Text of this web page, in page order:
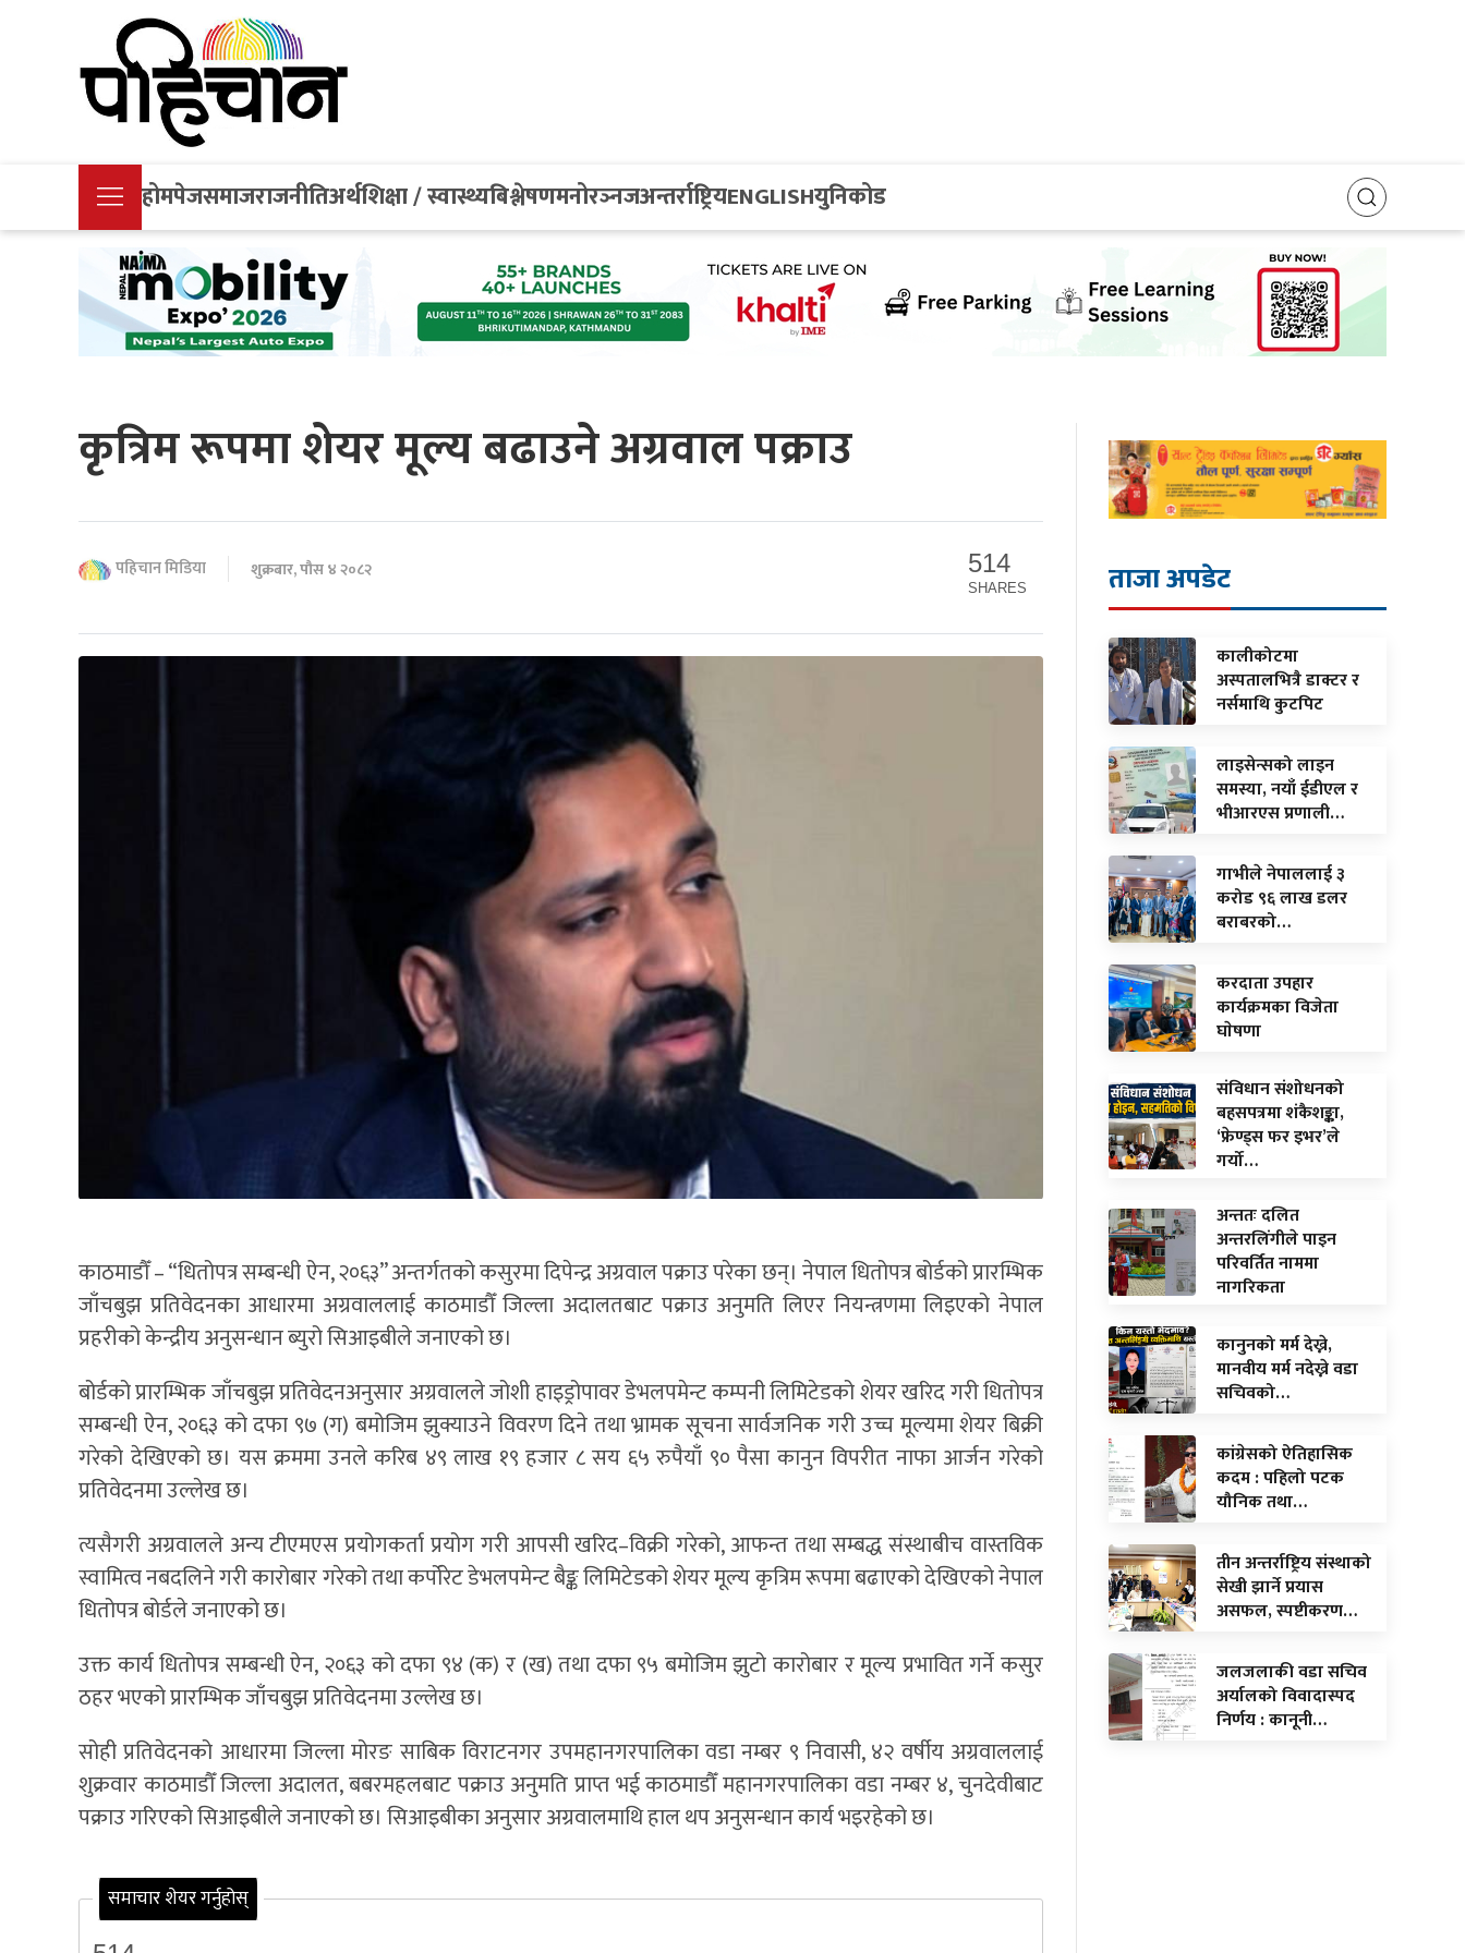
होमपेजसमाजराजनीतिअर्थशिक्षा / स्वास्थ्यबिश्लेषणमनोरञ्नजअन्तर्राष्ट्रियENGLISHयुनिकोड
कृत्रिम रूपमा शेयर मूल्य बढाउने अग्रवाल पक्राउ
पहिचान मिडिया शुक्रबार, पौस ४ २०८२ 514
SHARES
काठमाडौँ – “धितोपत्र सम्बन्धी ऐन, २०६३” अन्तर्गतको कसुरमा दिपेन्द्र अग्रवाल पक्राउ परेका छन्। नेपाल धितोपत्र बोर्डको प्रारम्भिक
जाँचबुझ प्रतिवेदनका आधारमा अग्रवाललाई काठमाडौँ जिल्ला अदालतबाट पक्राउ अनुमति लिएर नियन्त्रणमा लिइएको नेपाल
प्रहरीको केन्द्रीय अनुसन्धान ब्युरो सिआइबीले जनाएको छ।
बोर्डको प्रारम्भिक जाँचबुझ प्रतिवेदनअनुसार अग्रवालले जोशी हाइड्रोपावर डेभलपमेन्ट कम्पनी लिमिटेडको शेयर खरिद गरी धितोपत्र
सम्बन्धी ऐन, २०६३ को दफा ९७ (ग) बमोजिम झुक्याउने विवरण दिने तथा भ्रामक सूचना सार्वजनिक गरी उच्च मूल्यमा शेयर बिक्री
गरेको देखिएको छ। यस क्रममा उनले करिब ४९ लाख १९ हजार ८ सय ६५ रुपैयाँ ९० पैसा कानुन विपरीत नाफा आर्जन गरेको
प्रतिवेदनमा उल्लेख छ।
त्यसैगरी अग्रवालले अन्य टीएमएस प्रयोगकर्ता प्रयोग गरी आपसी खरिद–विक्री गरेको, आफन्त तथा सम्बद्ध संस्थाबीच वास्तविक
स्वामित्व नबदलिने गरी कारोबार गरेको तथा कर्पोरेट डेभलपमेन्ट बैङ्क लिमिटेडको शेयर मूल्य कृत्रिम रूपमा बढाएको देखिएको नेपाल
धितोपत्र बोर्डले जनाएको छ।
उक्त कार्य धितोपत्र सम्बन्धी ऐन, २०६३ को दफा ९४ (क) र (ख) तथा दफा ९५ बमोजिम झुटो कारोबार र मूल्य प्रभावित गर्ने कसुर
ठहर भएको प्रारम्भिक जाँचबुझ प्रतिवेदनमा उल्लेख छ।
सोही प्रतिवेदनको आधारमा जिल्ला मोरङ साबिक विराटनगर उपमहानगरपालिका वडा नम्बर ९ निवासी, ४२ वर्षीय अग्रवाललाई
शुक्रवार काठमाडौँ जिल्ला अदालत, बबरमहलबाट पक्राउ अनुमति प्राप्त भई काठमाडौँ महानगरपालिका वडा नम्बर ४, चुनदेवीबाट
पक्राउ गरिएको सिआइबीले जनाएको छ। सिआइबीका अनुसार अग्रवालमाथि हाल थप अनुसन्धान कार्य भइरहेको छ।
समाचार शेयर गर्नुहोस्
ताजा अपडेट
कालीकोटमा
अस्पतालभित्रै डाक्टर र
नर्समाथि कुटपिट
लाइसेन्सको लाइन
समस्या, नयाँ ईडीएल र
भीआरएस प्रणाली…
गाभीले नेपाललाई ३
करोड ९६ लाख डलर
बराबरको…
करदाता उपहार
कार्यक्रमका विजेता
घाेषणा
संविधान संशोधनको
बहसपत्रमा शंकैशङ्का,
‘फ्रेण्ड्स फर इभर’ले
गर्यो…
अन्ततः दलित
अन्तरलिंगीले पाइन
परिवर्तित नाममा
नागरिकता
कानुनको मर्म देख्ने,
मानवीय मर्म नदेख्ने वडा
सचिवको…
कांग्रेसको ऐतिहासिक
कदम : पहिलो पटक
यौनिक तथा…
तीन अन्तर्राष्ट्रिय संस्थाको
सेखी झार्ने प्रयास
असफल, स्पष्टीकरण…
जलजलाकी वडा सचिव
अर्यालको विवादास्पद
निर्णय : कानूनी…